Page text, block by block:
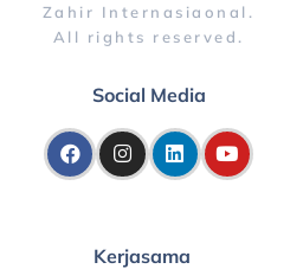
Zahir Internasiaonal.
All rights reserved.
Social Media
Kerjasama